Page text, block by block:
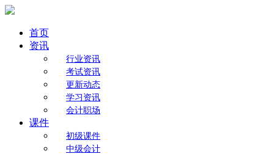
首页
资讯
行业资讯
考试资讯
更新动态
学习资讯
会计职场
课件
初级课件
中级会计